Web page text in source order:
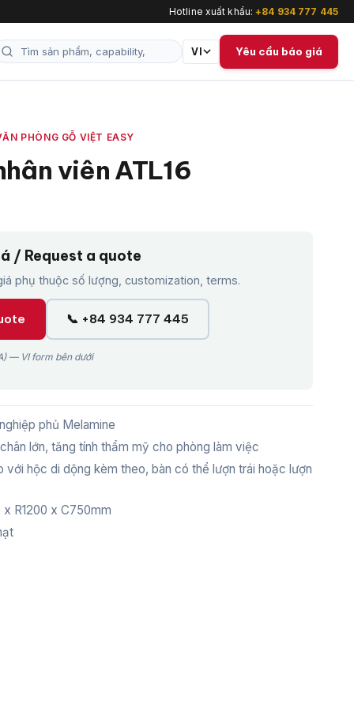
Hotline xuất khẩu:+84 934 777 445
VI Yêu cầu báo giá
PHÒNG GỖ VIỆT EASY
viên ATL16
/ Request a quote
phụ thuộc số lượng, customization, terms.
📞 +84 934 777 445
— VI form bên dưới
phủ Melamine
lớn, tăng tính thẩm mỹ cho phòng làm việc
với hộc di dộng kèm theo, bàn có thể lượn trái hoặc lượn
R1200 x C750mm